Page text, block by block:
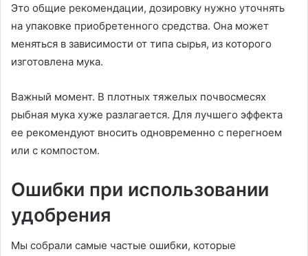
Это общие рекомендации, дозировку нужно уточнять
на упаковке приобретенного средства. Она может
меняться в зависимости от типа сырья, из которого
изготовлена мука.
Важный момент. В плотных тяжелых почвосмесях
рыбная мука хуже разлагается. Для лучшего эффекта
ее рекомендуют вносить одновременно с перегноем
или с компостом.
Ошибки при использовании
удобрения
Мы собрали самые частые ошибки, которые